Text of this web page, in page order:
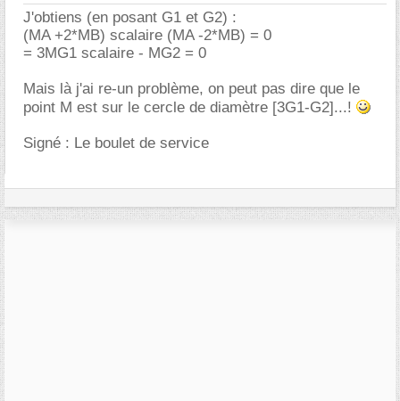
J'obtiens (en posant G1 et G2) :
(MA +2*MB) scalaire (MA -2*MB) = 0
= 3MG1 scalaire - MG2 = 0
Mais là j'ai re-un problème, on peut pas dire que le
point M est sur le cercle de diamètre [3G1-G2]...!
Signé : Le boulet de service